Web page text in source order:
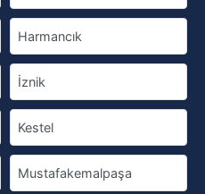
Harmancık
İznik
Kestel
Mustafakemalpaşa